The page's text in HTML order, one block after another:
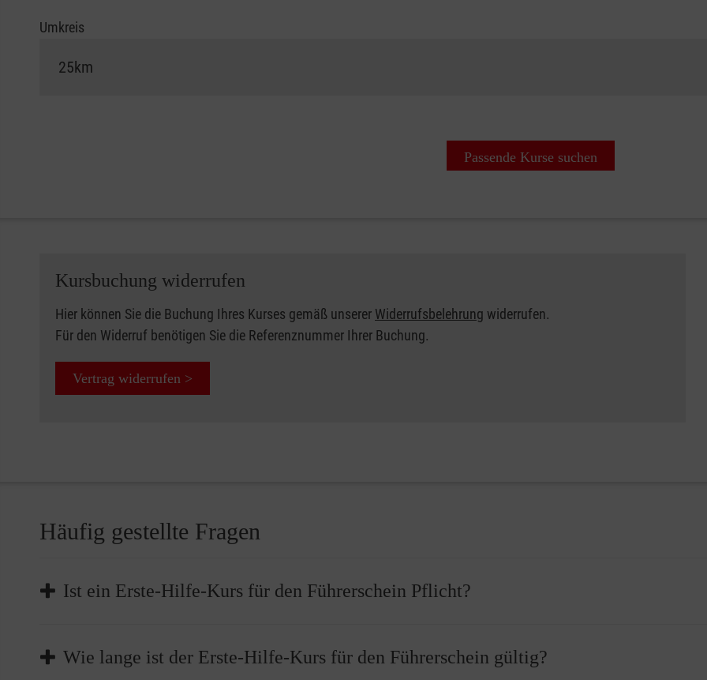
Umkreis
Passende Kurse suchen
Kursbuchung widerrufen
Hier können Sie die Buchung Ihres Kurses gemäß unserer Widerrufsbelehrung widerrufen.
Für den Widerruf benötigen Sie die Referenznummer Ihrer Buchung.
Vertrag widerrufen >
Häufig gestellte Fragen
Ist ein Erste-Hilfe-Kurs für den Führerschein Pflicht?
Die Teilnahme an einem Erste-Hilfe-Kurs ist Pflicht, bevor Sie Ihren Führerschein erhalten können. Vor der
müssen Sie bei der Führerscheinstelle nachweisen, dass Sie einen Erste-Hilfe-Kurs erfolgreich abgeschlossen haben.
Wie lange ist der Erste-Hilfe-Kurs für den Führerschein gültig?